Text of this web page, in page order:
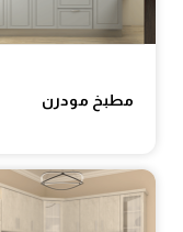
مطبخ مودرن